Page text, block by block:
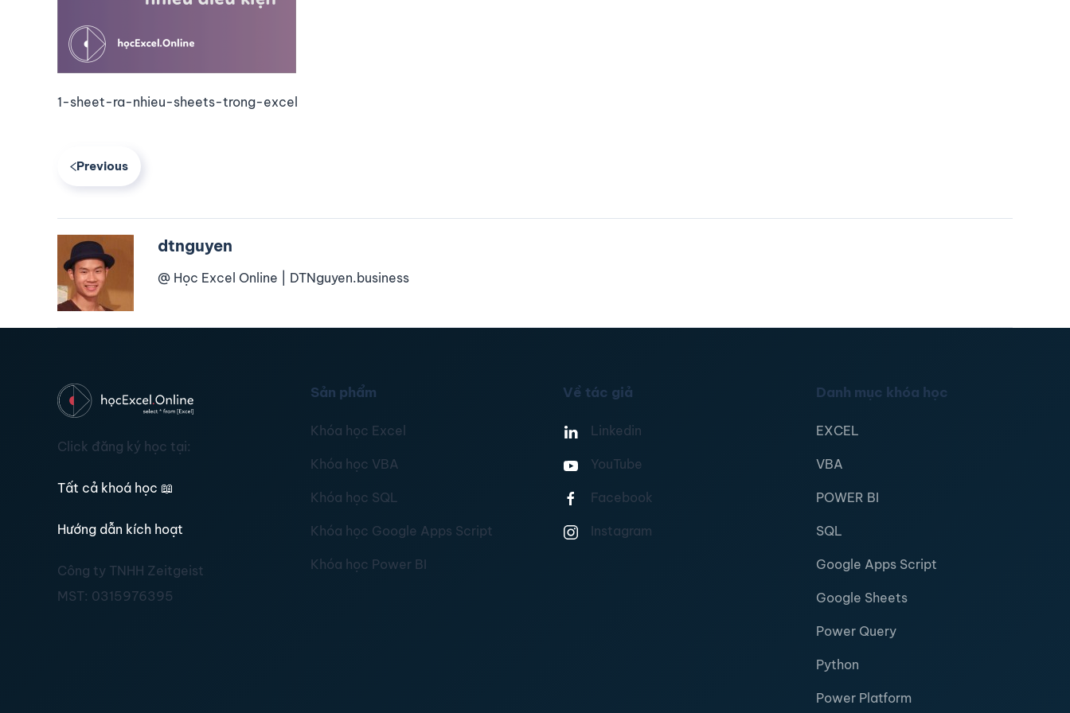
1-sheet-ra-nhieu-sheets-trong-excel
Previous
dtnguyen
@ Học Excel Online | DTNguyen.business
Click đăng ký học tại:
Tất cả khoá học 📖
Hướng dẫn kích hoạt
Công ty TNHH Zeitgeist
MST: 0315976395
Sản phẩm
Khóa học Excel
Khóa học VBA
Khóa học SQL
Khóa học Google Apps Script
Khóa học Power BI
Về tác giả
Linkedin
YouTube
Facebook
Instagram
Danh mục khóa học
EXCEL
VBA
POWER BI
SQL
Google Apps Script
Google Sheets
Power Query
Python
Power Platform